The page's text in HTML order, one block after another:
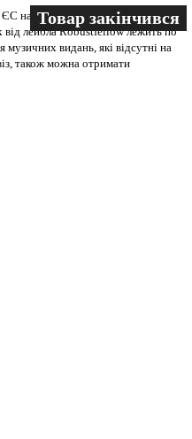
на всіх носіях. В магазині
від лейбла Robustfellow лежить по
видань, які відсутні на
також можна отримати
Товар закінчився
Товар закінчився
Товар закінчився